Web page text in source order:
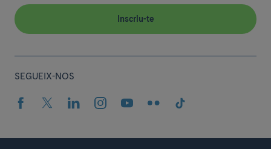
Inscriu-te
SEGUEIX-NOS